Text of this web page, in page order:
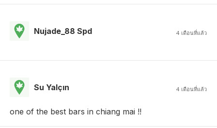
Nujade_88 Spd 4 เดือนที่แล้ว
Su Yalçın 4 เดือนที่แล้ว
one of the best bars in chiang mai !!